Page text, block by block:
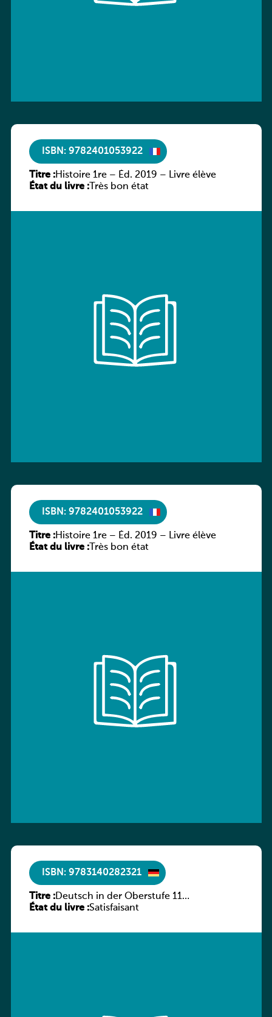
ISBN: 9782401053922
Titre :Histoire 1re – Éd. 2019 – Livre élève
État du livre :Très bon état
ISBN: 9782401053922
Titre :Histoire 1re – Éd. 2019 – Livre élève
État du livre :Très bon état
ISBN: 9783140282321
Titre :Deutsch in der Oberstufe 11
(Schülerbuch) Ausgabe Bayern
État du livre :Satisfaisant